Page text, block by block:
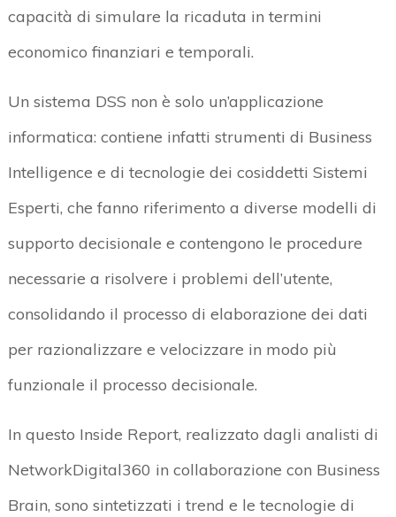
capacità di simulare la ricaduta in termini
economico finanziari e temporali.
Un sistema DSS non è solo un’applicazione
informatica: contiene infatti strumenti di Business
Intelligence e di tecnologie dei cosiddetti Sistemi
Esperti, che fanno riferimento a diverse modelli di
supporto decisionale e contengono le procedure
necessarie a risolvere i problemi dell’utente,
consolidando il processo di elaborazione dei dati
per razionalizzare e velocizzare in modo più
funzionale il processo decisionale.
In questo Inside Report, realizzato dagli analisti di
NetworkDigital360 in collaborazione con Business
Brain, sono sintetizzati i trend e le tecnologie di